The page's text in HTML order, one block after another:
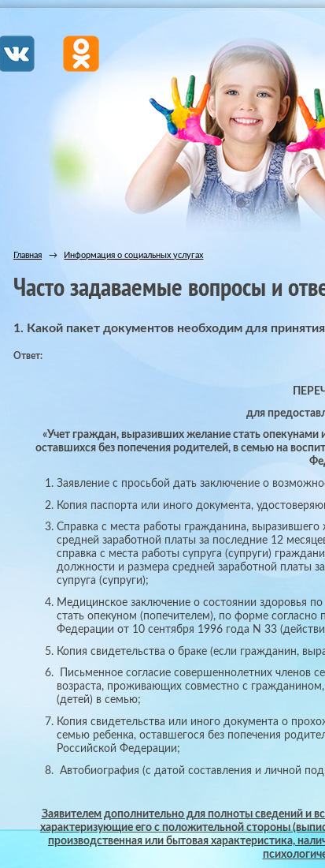
Главная → Информация о социальных услугах
Часто задаваемые вопросы и
1. Какой пакет документов необходим для
Ответ:
для
«Учет граждан, выразивших желание стать
оставшихся без попечения родителей, в семью на
Заявление с просьбой дать заключение о
Копия паспорта или иного документа,
Справка с места работы гражданина,
средней заработной платы за последние 12
справка с места работы супруга (супруги)
должности и размера средней заработной платы
супруга (супруги);
Медицинское заключение о состоянии здоровья
стать опекуном (попечителем), по форме
Федерации от 10 сентября 1996 года N 33
Копия свидетельства о браке (если гражданин,
Письменное согласие совершеннолетних
возраста, проживающих совместно с
(детей) в семью;
Копия свидетельства или иного документа о
семью ребенка, оставшегося без попечения
Российской Федерации;
Автобиография (с датой составления и личной
Заявителем дополнительно для полноты сведений и
характеризующие его с положительной стороны
производственная или бытовая характеристика,